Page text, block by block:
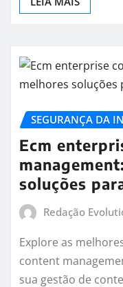
SEGURANÇA DA
Ecm
soluções
Redação
Explore as
content
sua gestão de